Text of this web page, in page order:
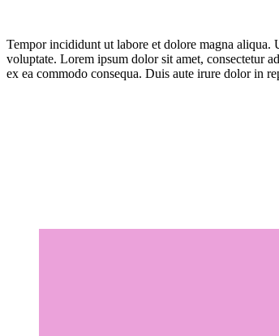
Tempor incididunt ut labore et dolore magna
voluptate. Lorem ipsum dolor sit amet, consectetur
ex ea commodo consequa. Duis aute irure dolor in